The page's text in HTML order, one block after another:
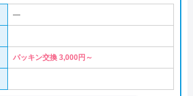
―
パッキン交換 3,000円～